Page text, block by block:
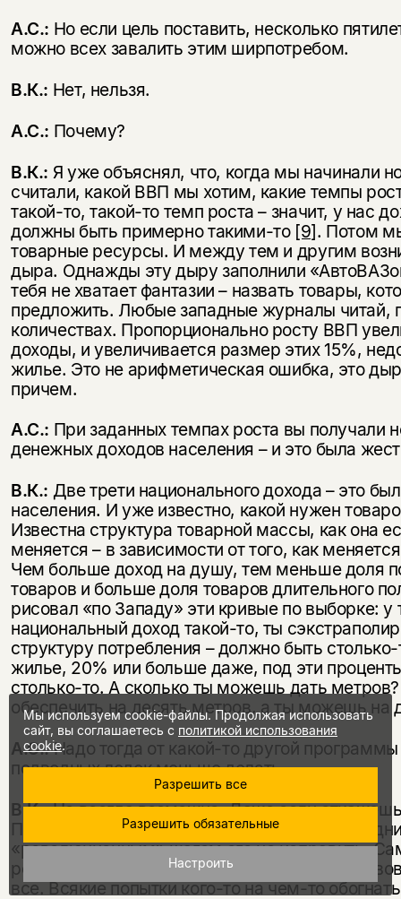
А.С.: Но если цель поставить, несколько
можно всех завалить этим ширпотребом.
В.К.: Нет, нельзя.
А.С.: Почему?
В.К.: Я уже объяснял, что, когда мы начинали
считали, какой ВВП мы хотим, какие темпы
такой-то, такой-то темп роста – значит, у нас
должны быть примерно такими-то [9]. Потом
товарные ресурсы. И между тем и другим
дыра. Однажды эту дыру заполнили
тебя не хватает фантазии – назвать товары,
предложить. Любые западные журналы читай,
количествах. Пропорционально росту ВВП
доходы, и увеличивается размер этих 15%,
жилье. Это не арифметическая ошибка, это
причем.
А.С.: При заданных темпах роста вы получали
денежных доходов населения – и это была
В.К.: Две трети национального дохода – это
населения. И уже известно, какой нужен
Известна структура товарной массы, как она
меняется – в зависимости от того, как
Чем больше доход на душу, тем меньше доля
товаров и больше доля товаров длительного
рисовал «по Западу» эти кривые по выборке: у
национальный доход такой-то, ты
структуру потребления – должно быть
жилье, 20% или больше даже, под эти
столько-то. А сколько ты можешь дать
обеспечить на десять метров, а ты можешь на
А.С.:Надо тогда от какой-то другой программы
подводных лодок меньше делать.
В.К.:Не всегда возможно. Даже если
Проблема растущего дефицита такова, что
«революционным» шагом его не исправить.
решение – спокойное ламинарное развитие,
все. Всякие попытки кого-то на чем-то
Мы используем cookie-файлы. Продолжая использовать
сайт, вы соглашаетесь с политикой использования
cookie.
Разрешить все
Разрешить обязательные
Настроить